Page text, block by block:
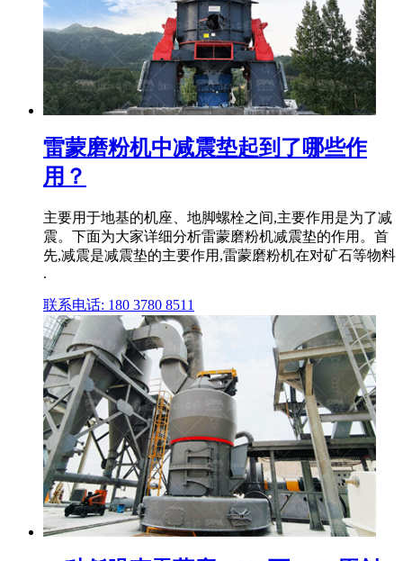
雷蒙磨粉机中减震垫起到了哪些作
用？
主要用于地基的机座、地脚螺栓之间,主要作用是为了减
震。下面为大家详细分析雷蒙磨粉机减震垫的作用。首
先,减震是减震垫的主要作用,雷蒙磨粉机在对矿石等物料
.
联系电话: 180 3780 8511